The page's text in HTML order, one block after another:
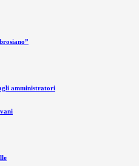
amministratori